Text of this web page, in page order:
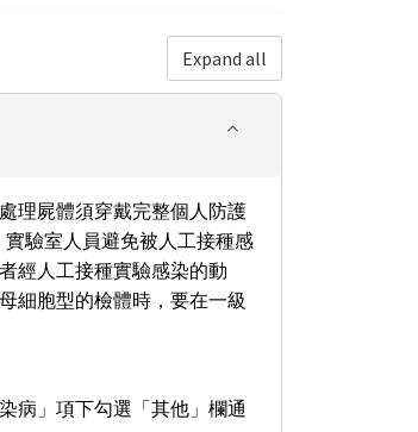
Expand all
理屍體須穿戴完整個人防護
驗室人員避免被人工接種感
經人工接種實驗感染的動
細胞型的檢體時，要在一級
病」項下勾選「其他」欄通